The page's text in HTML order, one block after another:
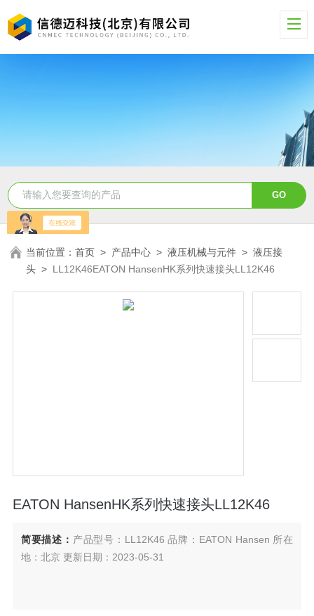
当前位置：首页 > 产品中心 >液压机械与元件 >液压接
头 > LL12K46EATON HansenHK系列快速接头LL12K46
EATON HansenHK系列快速接头LL12K46
简要描述： 产品型号：LL12K46 品牌：EATON Hansen 所在
地：北京 更新日期：2023-05-31